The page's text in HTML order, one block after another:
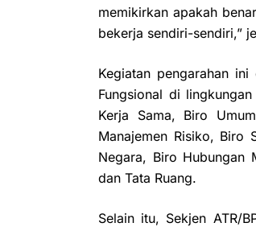
memikirkan apakah
bekerja sendiri-sendiri,”
Kegiatan pengarahan
Fungsional di
Kerja Sama, Biro
Manajemen Risiko, Biro
Negara, Biro Hubungan
dan Tata Ruang.
Selain itu, Sekjen ATR/